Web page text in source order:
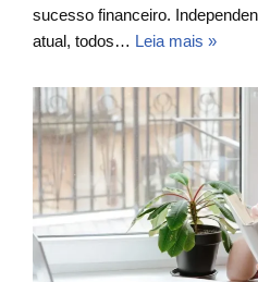
sucesso financeiro.
atual, todos… Leia mais »